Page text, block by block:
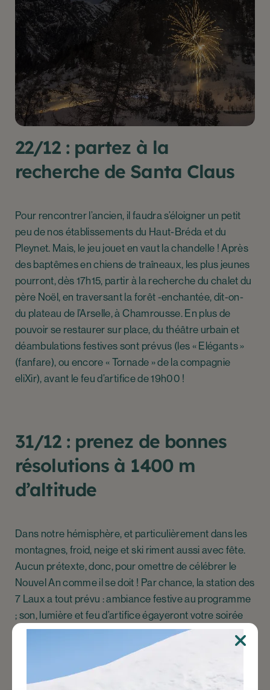
22/12 : partez à la
recherche de Santa Claus
Pour rencontrer l’ancien, il faudra s’éloigner un petit
peu de nos établissements du Haut-Bréda et du
Pleynet. Mais, le jeu jouet en vaut la chandelle ! Après
des baptêmes en chiens de traîneaux, les plus jeunes
pourront, dès 17h15, partir à la recherche du chalet du
père Noël, en traversant la forêt -enchantée, dit-on-
du plateau de l’Arselle, à Chamrousse. En plus de
pouvoir se restaurer sur place, du théâtre urbain et
déambulations festives sont prévus (les « Elégants »
(fanfare), ou encore « Tornade » de la compagnie
eliXir), avant le feu d’artifice de 19h00 !
31/12 : prenez de bonnes
résolutions à 1400 m
d’altitude
Dans notre hémisphère, et particulièrement dans les
montagnes, froid, neige et ski riment aussi avec fête.
Aucun prétexte, donc, pour omettre de célébrer le
Nouvel An comme il se doit ! Par chance, la station des
7 Laux a tout prévu : ambiance festive au programme
; son, lumière et feu d’artifice égayeront votre soirée
dans une discothèque géante en plein air, pour une
Teuf Altitude de la Saint-Sylvestre à ne surtout pas
rater ! ? « Et tu chantes, chantes, chantes ce refrain
qui te plaît – Et tu tapes, tapes, tapes, c’est ta façon